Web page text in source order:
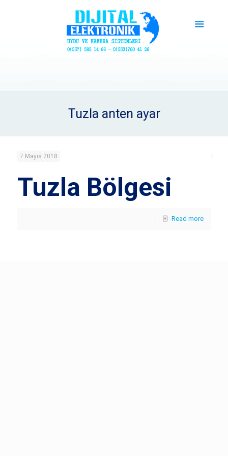
Tuzla anten ayar
7 Mayıs 2018
Tuzla Bölgesi
Read more